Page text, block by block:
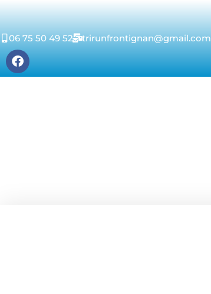
06 75 50 49 52 trirunfrontignan@gmail.com